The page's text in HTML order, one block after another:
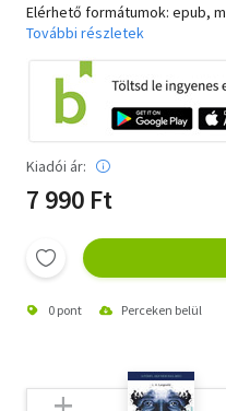
Elérhető formátumok: epub,
További részletek
Kiadói ár:
7 990 Ft
0 pont Perceken belül